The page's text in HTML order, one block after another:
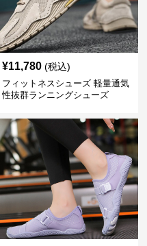
¥11,780 (税込)
フィットネスシューズ 軽量通気
性抜群ランニングシューズ